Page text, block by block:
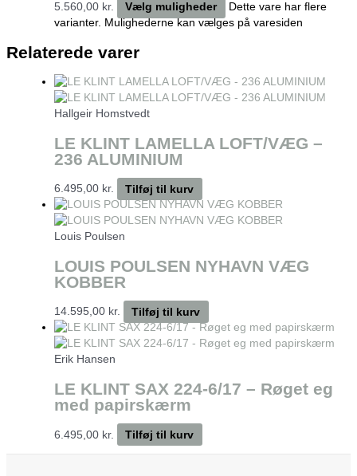
5.560,00 kr.
Vælg muligheder
Dette vare har flere
varianter. Mulighederne kan vælges på varesiden
Relaterede varer
Hallgeir Homstvedt
LE KLINT LAMELLA LOFT/VÆG –
236 ALUMINIUM
6.495,00 kr. Tilføj til kurv
Louis Poulsen
LOUIS POULSEN NYHAVN VÆG
KOBBER
14.595,00 kr. Tilføj til kurv
Erik Hansen
LE KLINT SAX 224-6/17 – Røget eg
med papirskærm
6.495,00 kr. Tilføj til kurv